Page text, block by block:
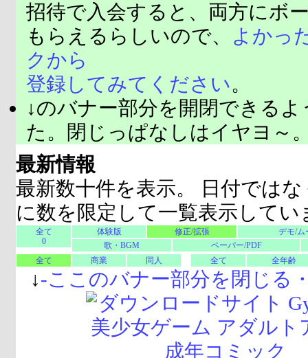
招待で入会すると、両方にボ
もらえるらしいので、
よかっ
クから
登録してみてください。
↓のバナー部分を開閉できる
た。閉じっぱなしはイヤヨ～
最新情報
最新数十件を表示。 日付では
に数を限定して一覧表示してい
全て
0
体験版 修正/拡張
デモ/ム
歌・BGM
ペーパー/PDF
全て
商業 同人 全て 全年齢
↓-ここのバナー部分を閉じる